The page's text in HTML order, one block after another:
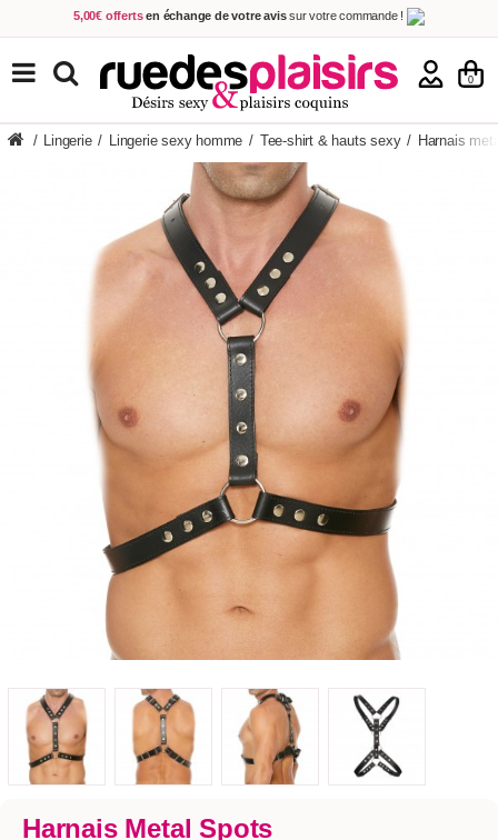
5,00€ offerts en échange de votre avissur votre commande !
Achetez aujourd'hui. Décidez quand payer !
Livraison en 48h
au prix de 2,90 € ! (Offerte dès 69,00€ d'achat)
0
TOUS NOS PRODUITS
/ Lingerie / Lingerie sexy homme / Tee-shirt & hauts sexy / Harnais
Harnais Metal Spots